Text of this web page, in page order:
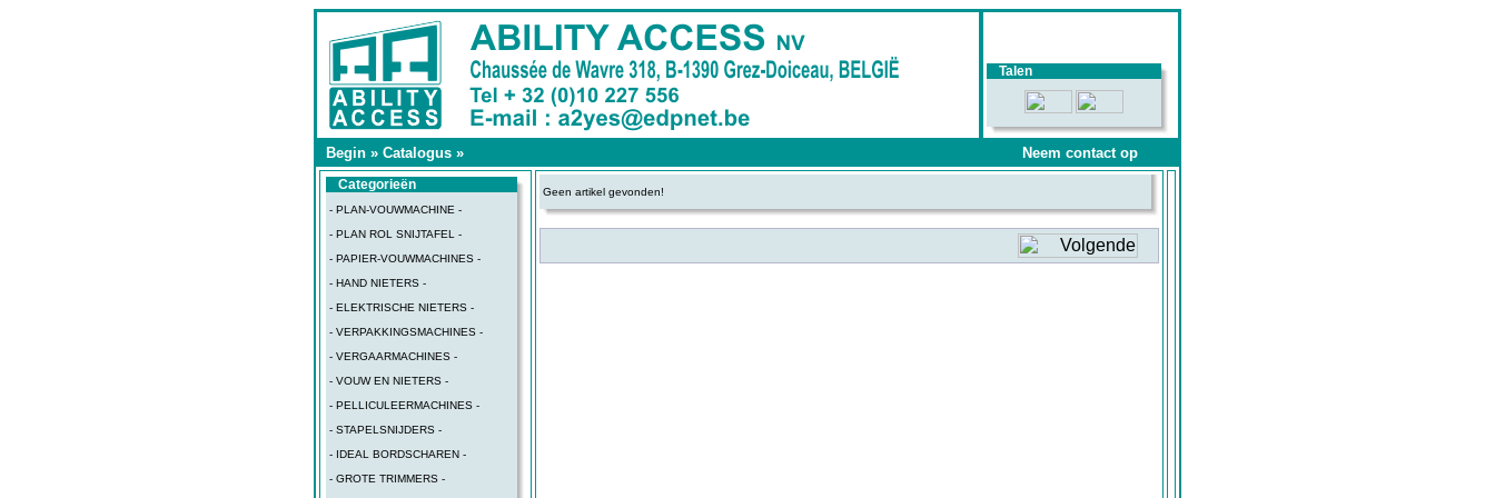
Talen
Begin » Catalogus » Neem contact op
Categorieën
- PLAN-VOUWMACHINE -
- PLAN ROL SNIJTAFEL -
- PAPIER-VOUWMACHINES -
- HAND NIETERS -
- ELEKTRISCHE NIETERS -
- VERPAKKINGSMACHINES -
- VERGAARMACHINES -
- VOUW EN NIETERS -
- PELLICULEERMACHINES -
- STAPELSNIJDERS -
- IDEAL BORDSCHAREN -
- GROTE TRIMMERS -
Geen artikel gevonden!